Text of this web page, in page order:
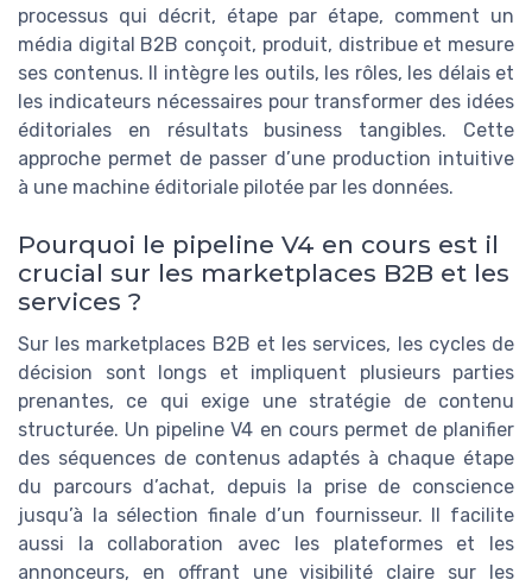
processus qui décrit, étape par étape, comment un
média digital B2B conçoit, produit, distribue et mesure
ses contenus. Il intègre les outils, les rôles, les délais et
les indicateurs nécessaires pour transformer des idées
éditoriales en résultats business tangibles. Cette
approche permet de passer d’une production intuitive
à une machine éditoriale pilotée par les données.
Pourquoi le pipeline V4 en cours est il
crucial sur les marketplaces B2B et les
services ?
Sur les marketplaces B2B et les services, les cycles de
décision sont longs et impliquent plusieurs parties
prenantes, ce qui exige une stratégie de contenu
structurée. Un pipeline V4 en cours permet de planifier
des séquences de contenus adaptés à chaque étape
du parcours d’achat, depuis la prise de conscience
jusqu’à la sélection finale d’un fournisseur. Il facilite
aussi la collaboration avec les plateformes et les
annonceurs, en offrant une visibilité claire sur les